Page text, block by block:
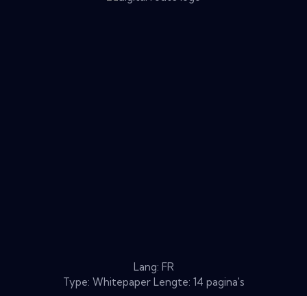
Lang: FR
Type: Whitepaper Lengte: 14 pagina's